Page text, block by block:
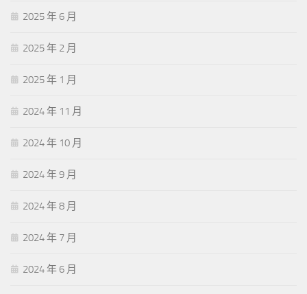
2025 年 6 月
2025 年 2 月
2025 年 1 月
2024 年 11 月
2024 年 10 月
2024 年 9 月
2024 年 8 月
2024 年 7 月
2024 年 6 月